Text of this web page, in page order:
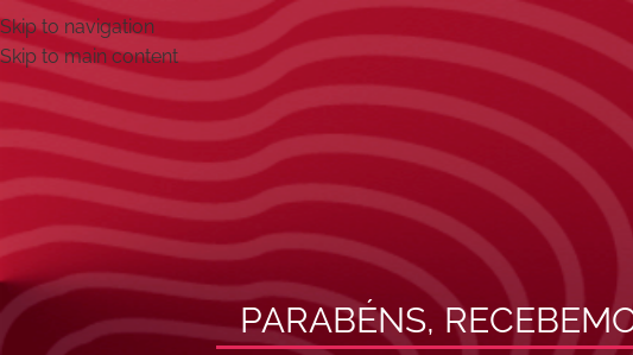
Skip to navigation
Skip to main content
PARABÉNS,